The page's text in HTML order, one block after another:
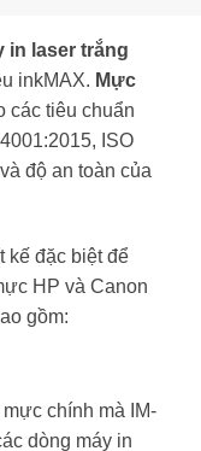
in laser trắng
inkMAX. Mực
các tiêu chuẩn
ISO
độ an toàn của
kế đặc biệt để
HP và Canon
gồm:
chính mà IM-
dòng máy in